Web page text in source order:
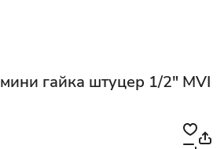
гайка штуцер 1/2" MVI